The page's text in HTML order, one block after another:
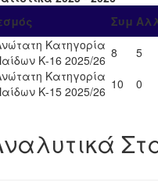
Συμ
Κατηγορία
Κ-16 2025/26 8 5
Κατηγορία
Κ-15 2025/26 10 0